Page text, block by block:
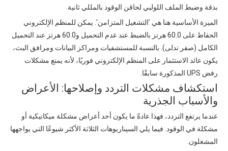
بدقة وضبط الملف اللولبي لحاقن الوقود بالمللي ثانية.
الميزة الأساسية هنا هي 'التشغيل المتزامن'. يمكن للمنظم الإلكتروني
الحفاظ على 60.0 هرتز بالضبط عند عدم التحميل و60.0 هرتز عند التحميل
الكامل (صفر تدلى). بالنسبة للمستشفيات ومراكز البيانات ومرافق البث،
يكون عائد الاستثمار على المنظم الإلكتروني فوريًا، لأنه يمنع مشكلات
رفض UPS المذكورة سابقًا.
استكشاف مشكلات التردد وإصلاحها: الأعراض
والأسباب الجذرية
عندما يرتفع التردد، فهذا عادةً ما يكون أحد أعراض مشكلة ميكانيكية أو
مشكلة في الوقود. فيما يلي السيناريوهات الثلاثة الأكثر شيوعًا التي يواجهها
المشغلون.